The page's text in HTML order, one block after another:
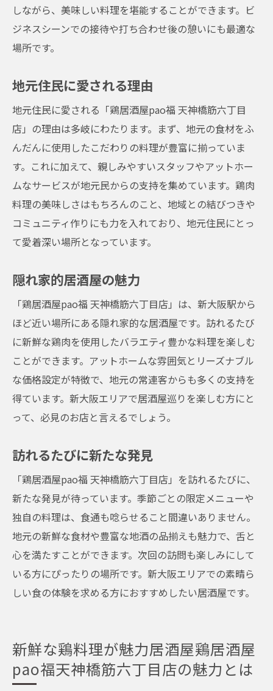
お客様との信頼関係
スタッフの温かいおもてなし
福天神橋筋六丁目店の多彩なメニュー
季節ごとのおすすめ料理
フレッシュ材料のこだわり
シェフの創意工夫
週替わりの特別メニュー
豊富なドリンクメニュー
デザートも充実
新大阪駅近くの居酒屋鶏居酒屋pao福天神橋筋
温かいサービスとおもてなし
心地よいインテリアデザイン
スタッフのフレンドリーさ
ゆったりとした時間の流れ
団体でも楽しめる広々とした空間
カウンター席での特別な体験
居酒屋ファン必見鶏居酒屋pao福天神橋筋六丁
目店で味わう絶品鶏料理
絶品の焼き鳥メニュー
特製のソースとタレ
こだわりの調理法
希少部位の楽しみ方
鶏料理好きのためのメニュー
リーズナブルでアットホーム居酒屋鶏居酒屋
pao福天神橋筋六丁目店の魅力を探る
コストパフォーマンスの高さ
頻繁に通える居酒屋
しながら、美味しい料理を堪能することができます。ビ
ジネスシーンでの接待や打ち合わせ後の憩いにも最適な
場所です。
地元住民に愛される理由
地元住民に愛される「鶏居酒屋pao福 天神橋筋六丁目
店」の理由は多岐にわたります。まず、地元の食材をふ
んだんに使用したこだわりの料理が豊富に揃っていま
す。これに加えて、親しみやすいスタッフやアットホー
ムなサービスが地元民からの支持を集めています。鶏肉
料理の美味しさはもちろんのこと、地域との結びつきや
コミュニティ作りにも力を入れており、地元住民にとっ
て愛着深い場所となっています。
隠れ家的居酒屋の魅力
「鶏居酒屋pao福 天神橋筋六丁目店」は、新大阪駅から
ほど近い場所にある隠れ家的な居酒屋です。訪れるたび
に新鮮な鶏肉を使用したバラエティ豊かな料理を楽しむ
ことができます。アットホームな雰囲気とリーズナブル
な価格設定が特徴で、地元の常連客からも多くの支持を
得ています。新大阪エリアで居酒屋巡りを楽しむ方にと
って、必見のお店と言えるでしょう。
訪れるたびに新たな発見
「鶏居酒屋pao福 天神橋筋六丁目店」を訪れるたびに、
新たな発見が待っています。季節ごとの限定メニューや
独自の料理は、食通も唸らせること間違いありません。
地元の新鮮な食材や豊富な地酒の品揃えも魅力で、舌と
心を満たすことができます。次回の訪問も楽しみにして
いる方にぴったりの場所です。新大阪エリアでの素晴ら
しい食の体験を求める方におすすめしたい居酒屋です。
新鮮な鶏料理が魅力居酒屋鶏居酒屋
pao福天神橋筋六丁目店の魅力とは